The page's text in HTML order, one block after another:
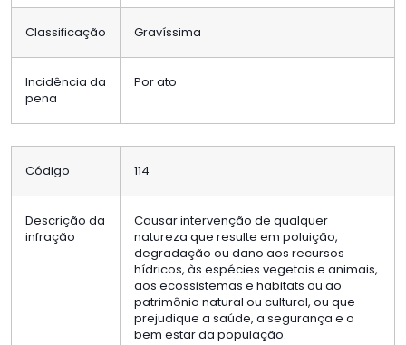
Classificação Gravíssima
Incidência da
pena
Por ato
Código 114
Descrição da
infração
Causar intervenção de qualquer
natureza que resulte em poluição,
degradação ou dano aos recursos
hídricos, às espécies vegetais e animais,
aos ecossistemas e habitats ou ao
patrimônio natural ou cultural, ou que
prejudique a saúde, a segurança e o
bem estar da população.